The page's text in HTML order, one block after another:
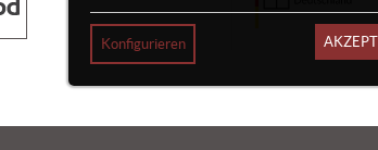
Konfigurieren